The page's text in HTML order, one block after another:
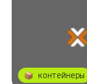
📦 контейнеры